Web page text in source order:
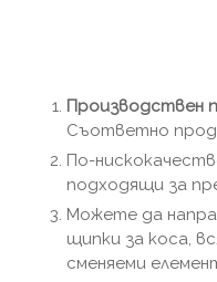
Производствен
Съответно
По-
подходящи за
Можете да
щипки за коса,
сменяеми